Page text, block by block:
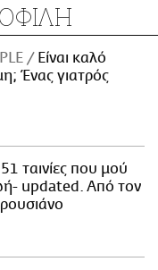
Είναι καλό
Ένας γιατρός
ταινίες που μού
updated. Aπό τον